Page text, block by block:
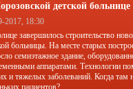
детской
2017, 18:30
завершилось строительство
больницы. На месте старых
семиэтажное здание,
аппаратами. Технологии
и тяжелых заболеваний. Когда там